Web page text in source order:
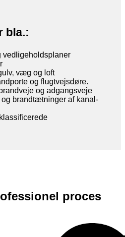
bla.:
vedligeholdsplaner
væg og loft
og flugtvejsdøre.
og adgangsveje
brandtætninger af kanal-
proces